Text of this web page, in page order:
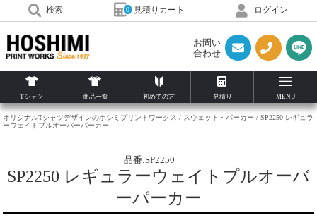
検索 0 見積りカート ログイン
お問い
合わせ
Tシャツ 商品一覧 初めての方 見積り MENU
オリジナルTシャツデザインのホシミプリントワークス スウェット・パーカー
SP2250 レギュラ
ーウェイトプルオーバーパーカー
品番:SP2250
SP2250 レギュラーウェイトプルオーバ
ーパーカー